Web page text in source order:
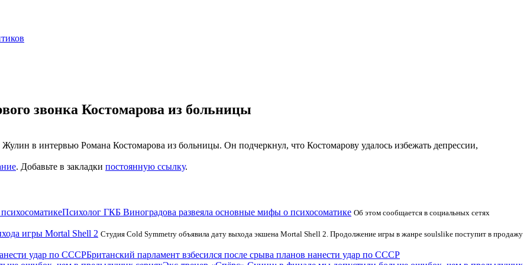
звонка Костомарова из больницы
в интервью Романа Костомарова из больницы. Он подчеркнул, что Костомарову удалось избежать депрессии,
. Добавьте в закладки постоянную ссылку.
Психолог ГКБ Виноградова развеяла основные мифы о психосоматике Об этом сообщается в социальных сетях
игры Mortal Shell 2 Студия Cold Symmetry объявила дату выхода экшена Mortal Shell 2. Продолжение игры в жанре soulslike поступит в продажу
Британский парламент взбесился после срыва планов нанести удар по СССР